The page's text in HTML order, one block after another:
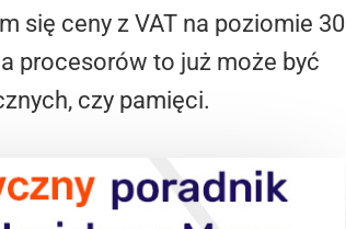
się ceny z VAT na poziomie 30
procesorów to już może być
czy pamięci.